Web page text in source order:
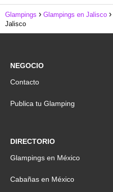
Glampings Glampings en Jalisco
Jalisco
NEGOCIO
Contacto
Publica tu Glamping
DIRECTORIO
Glampings en México
Cabañas en México